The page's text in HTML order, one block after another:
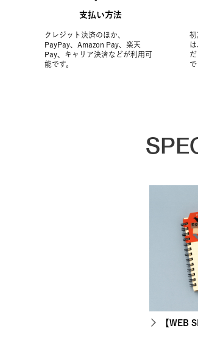
支払い方法
クレジット決済のほか、
PayPay、Amazon Pay、楽天
Pay、キャリア決済などが利用可
能です。
初
で
【WEB